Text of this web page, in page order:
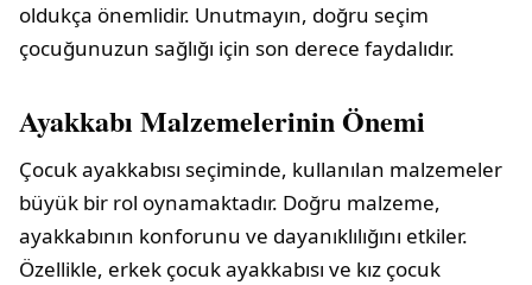
oldukça önemlidir. Unutmayın, doğru seçim
çocuğunuzun sağlığı için son derece faydalıdır.
Ayakkabı Malzemelerinin Önemi
Çocuk ayakkabısı seçiminde, kullanılan malzemeler
büyük bir rol oynamaktadır. Doğru malzeme,
ayakkabının konforunu ve dayanıklılığını etkiler.
Özellikle, erkek çocuk ayakkabısı ve kız çocuk